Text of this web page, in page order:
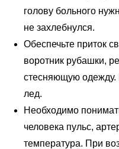
голову больного
не захлебнулся.
Обеспечьте приток
воротник рубашки,
стесняющую одежду.
лед.
Необходимо
человека пульс,
температура. При